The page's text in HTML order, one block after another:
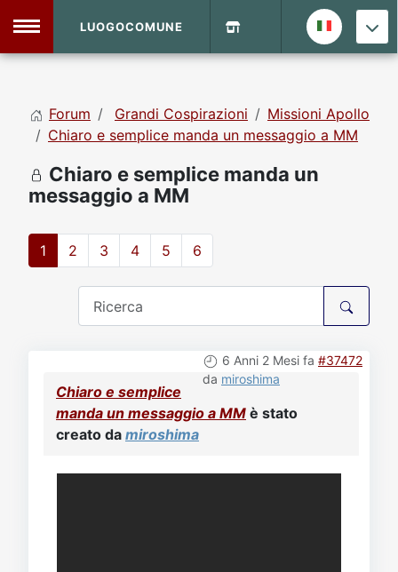
Home
DVD Shop
Sito
LUOGOCOMUNE
Forum Grandi Cospirazioni
Missioni Apollo
Chiaro e semplice manda un messaggio a MM
Chiaro e semplice manda un
messaggio a MM
1 2 3 4 5 6
6 Anni 2 Mesi fa #37472
da miroshima
Chiaro e semplice
manda un messaggio a MM è stato
creato da miroshima